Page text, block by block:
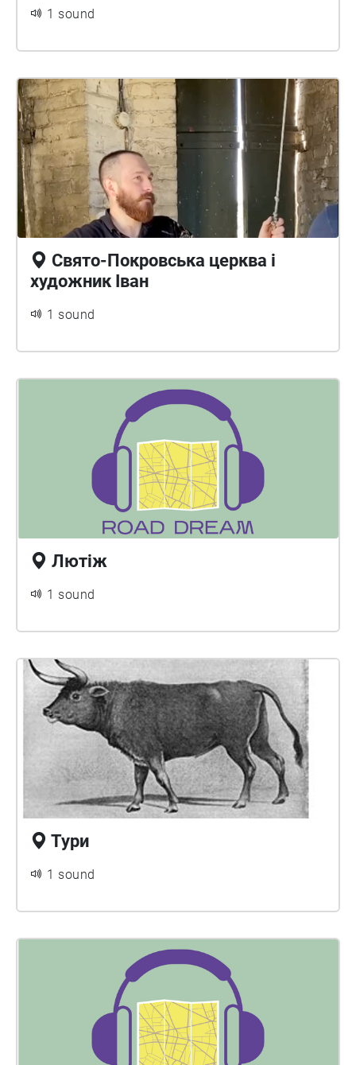
1 sound
Свято-Покровська церква і
художник Іван
1 sound
Лютіж
1 sound
Тури
1 sound